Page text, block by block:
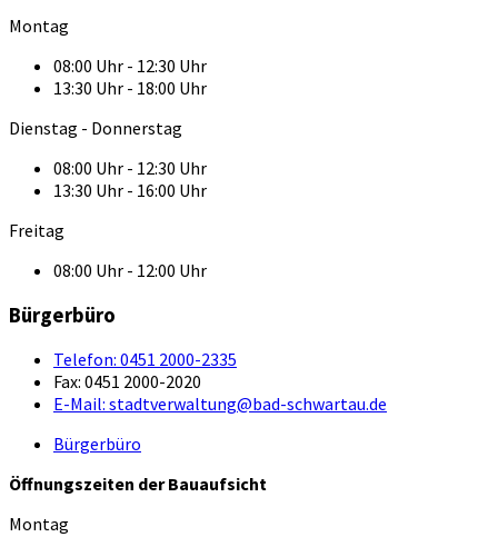
Montag
08:00 Uhr - 12:30 Uhr
13:30 Uhr - 18:00 Uhr
Dienstag - Donnerstag
08:00 Uhr - 12:30 Uhr
13:30 Uhr - 16:00 Uhr
Freitag
08:00 Uhr - 12:00 Uhr
Bürgerbüro
Telefon: 0451 2000-2335
Fax: 0451 2000-2020
E-Mail: stadtverwaltung@bad-schwartau.de
Bürgerbüro
Öffnungszeiten der Bauaufsicht
Montag